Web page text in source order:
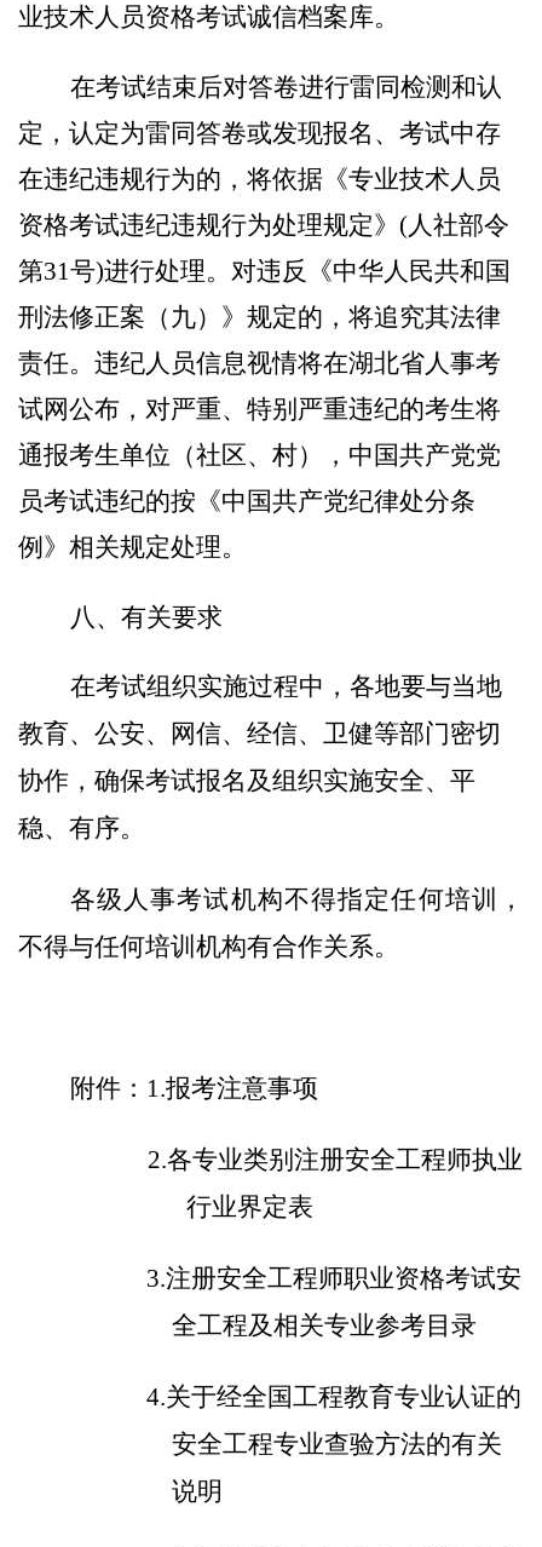
业技术人员资格考试诚信档案库。
在考试结束后对答卷进行雷同检测和认
定，认定为雷同答卷或发现报名、考试中存
在违纪违规行为的，将依据《专业技术人员
资格考试违纪违规行为处理规定》 (人社部令
第31号)进行处理。对违反《中华人民共和国
刑法修正案 （九）》规定的，将追究其法律
责任。违纪人员信息视情将在湖北省人事考
试网公布，对严重、特别严重违纪的考生将
通报考生单位 （社区、村）
，中国共产党党
员考试违纪的按《中国共产党纪律处分条
例》相关规定处理。
八 、 有关要求
在考试组织实施过程中 ，各地要与当地
教育、公安、网信、经信、卫健等部门密切
协作 ，确保考试报名及组织实施安全、平
稳、 有序。
各级人事考试机构不得指定任何培训，
不得与任何培训机构有合作关系。
附件： 1.报考注意事项
2.各专业类别注册安全工程师执业
行业界定表
3.注册安全工程师职业资格考试安
全工程及相关专业参考目录
4.关于经全国工程教育专业认证的
安全工程专业查验方法的有关
说明